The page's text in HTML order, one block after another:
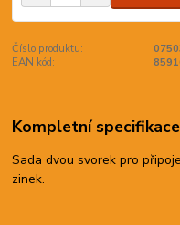
Číslo produktu:
EAN kód:
Kompletní specifikace
Sada dvou svorek pro
zinek.